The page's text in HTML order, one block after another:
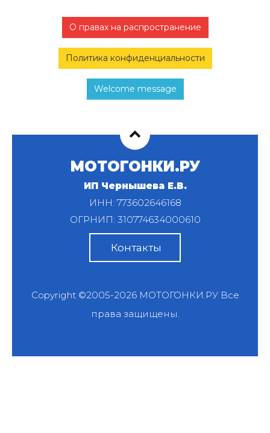
О правах на распространение
Политика конфиденциальности
Welcome message
МОТОГОНКИ.РУ
ИП Чернышева Е.В.
ИНН: 773602646168
ОГРНИП: 310774634000610
Контакты
Copyright ©2005-2026 МОТОГОНКИ.РУВсе
права защищены.